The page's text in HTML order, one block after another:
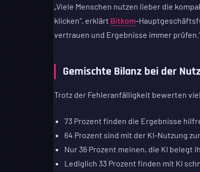
„Viele Menschen nutzen lieber die
klicken“, erklärt Bitkom-
vertrauen und Ergebnisse immer
Gemischte Bilanz bei der
Trotz der Fehleranfälligkeit bewerten
73 Prozent finden die Ergebnisse
64 Prozent sind mit der KI-Nutzung
Nur 36 Prozent meinen, die KI
Lediglich 33 Prozent finden mit KI